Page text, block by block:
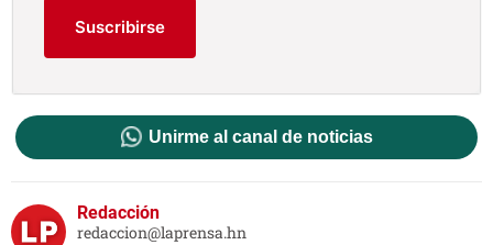
Suscribirse
Unirme al canal de noticias
Redacción
redaccion@laprensa.hn